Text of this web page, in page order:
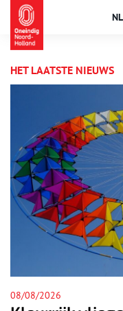
NL
HET LAATSTE NIEUWS